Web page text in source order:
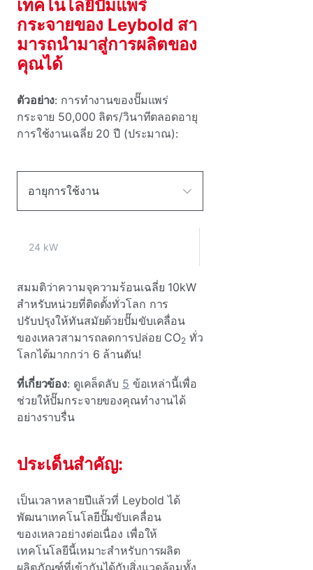
เทคโนโลยีปั๊มแพร่
กระจายของ Leybold สา
มารถนํามาสู่การผลิตของ
คุณได้
ตัวอย่าง: การทํางานของปั๊มแพร่
กระจาย 50,000 ลิตร/วินาทีตลอดอายุ
การใช้งานเฉลี่ย 20 ปี (ประมาณ):
อายุการใช้งาน
24 kW
สมมติว่าความจุความร้อนเฉลี่ย 10kW
สําหรับหน่วยที่ติดตั้งทั่วโลก การ
ปรับปรุงให้ทันสมัยด้วยปั๊มขับเคลื่อน
ของเหลวสามารถลดการปล่อย CO2ทั่ว
โลกได้มากกว่า 6 ล้านตัน!
ที่เกี่ยวข้อง: ดูเคล็ดลับ 5 ข้อเหล่านี้เพื่อ
ช่วยให้ปั๊มกระจายของคุณทํางานได้
อย่างราบรื่น
ประเด็นสําคัญ:
เป็นเวลาหลายปีแล้วที่ Leybold ได้
พัฒนาเทคโนโลยีปั๊มขับเคลื่อน
ของเหลวอย่างต่อเนื่อง เพื่อให้
เทคโนโลยีนี้เหมาะสําหรับการผลิต
ผลิตภัณฑ์ที่เข้ากันได้กับสิ่งแวดล้อมทั้ง